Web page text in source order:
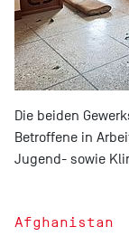
Die beiden
Betroffene in
Jugend- sowie
Afghanistan